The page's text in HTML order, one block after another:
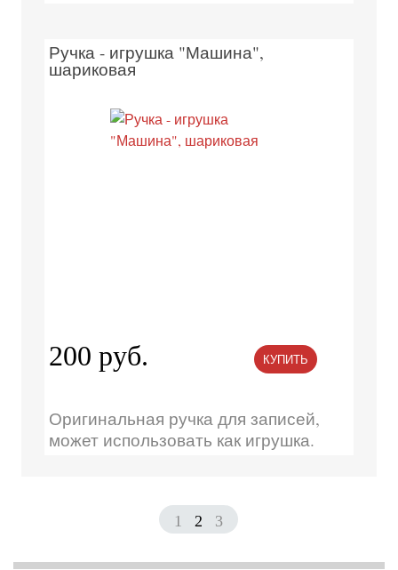
Ручка - игрушка "Машина",
шариковая
200 руб. КУПИТЬ
Оригинальная ручка для записей,
может использовать как игрушка.
1 2 3